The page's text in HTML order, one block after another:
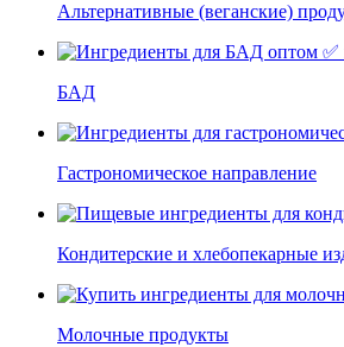
Альтернативные (веганские)
БАД
Гастрономическое направление
Кондитерские и хлебопекарные
Молочные продукты